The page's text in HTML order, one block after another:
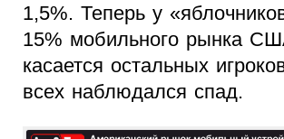
1,5%. Теперь у
15% мобильного рынка
касается остальных
всех наблюдался спад.